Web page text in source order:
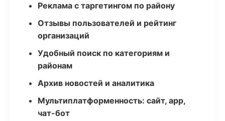
Реклама с таргетингом по району
Отзывы пользователей и рейтинг
организаций
Удобный поиск по категориям и
районам
Архив новостей и аналитика
Мультиплатформенность: сайт, app,
чат-бот